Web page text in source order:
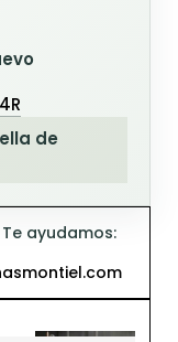
de
Te ayudamos: